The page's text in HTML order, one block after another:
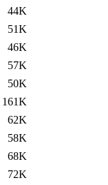
44K
51K
46K
57K
50K
161K
62K
58K
68K
72K